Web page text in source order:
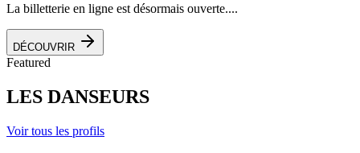
La billetterie en ligne est désormais ouverte....
DÉCOUVRIR
Featured
LES DANSEURS
Voir tous les profils